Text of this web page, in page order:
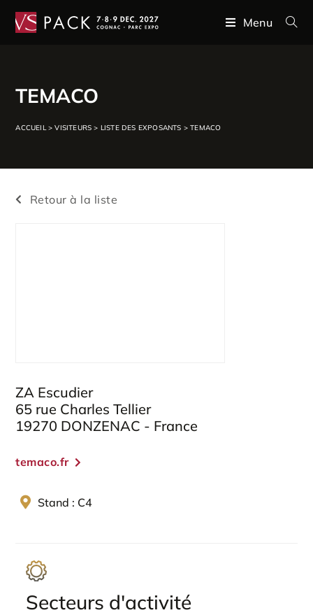
Menu
TEMACO
ACCUEIL>VISITEURS > LISTE DES EXPOSANTS >TEMACO
Retour à la liste
ZA Escudier
65 rue Charles Tellier
19270 DONZENAC - France
temaco.fr
Stand : C4
Secteurs d'activité